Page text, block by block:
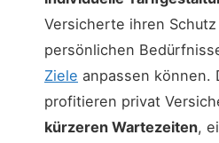
Versicherte ihren
persönlichen
Ziele anpassen können.
profitieren privat
kürzeren Wartezeiten,